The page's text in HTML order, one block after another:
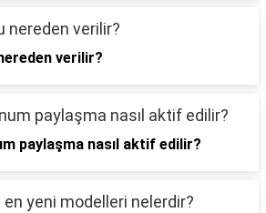
verilir?
paylaşma nasıl aktif edilir?